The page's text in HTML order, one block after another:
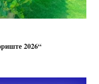
2026“